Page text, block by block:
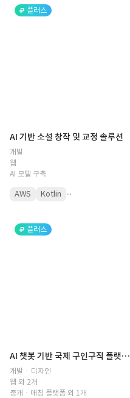
플러스
AI 기반 소설 창작 및 교정 솔루션
개발
웹
AI 모델 구축
AWS Kotlin ...
플러스
AI 챗봇 기반 국제 구인구직 플랫폼(파인튜닝, 인공지능, GPT, 생성형 AI, 구직자, 기업, 채용, 다국어, 챗봇, 이력서, 선호도, 추천 공고, 채용 공고, 해외 채용)
개발 · 디자인
웹 외 2개
중개ㆍ매칭 플랫폼 외 1개